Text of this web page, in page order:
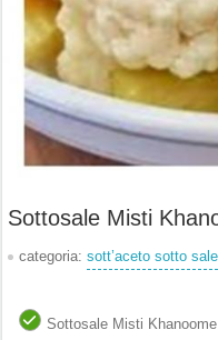
Sottosale Misti
categoria: sott’aceto sotto sale
Sottosale Misti